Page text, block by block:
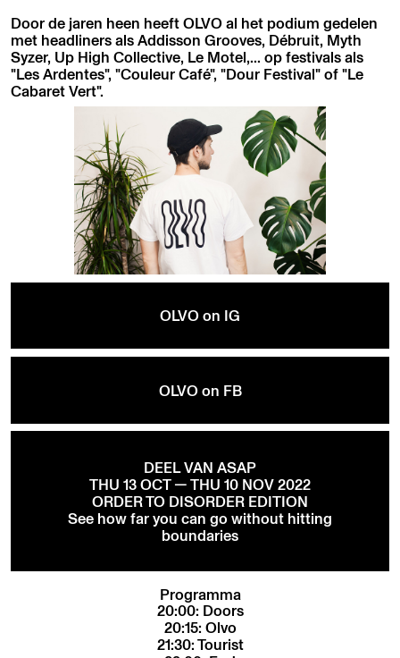
Door de jaren heen heeft OLVO al het podium gedelen
met headliners als Addisson Grooves, Débruit, Myth
Syzer, Up High Collective, Le Motel,... op festivals als
"Les Ardentes", "Couleur Café", "Dour Festival" of "Le
Cabaret Vert".
OLVO on IG
OLVO on FB
DEEL VAN ASAP
THU 13 OCT — THU 10 NOV 2022
ORDER TO DISORDER EDITION
See how far you can go without hitting
boundaries
Programma
20:00: Doors
20:15: Olvo
21:30: Tourist